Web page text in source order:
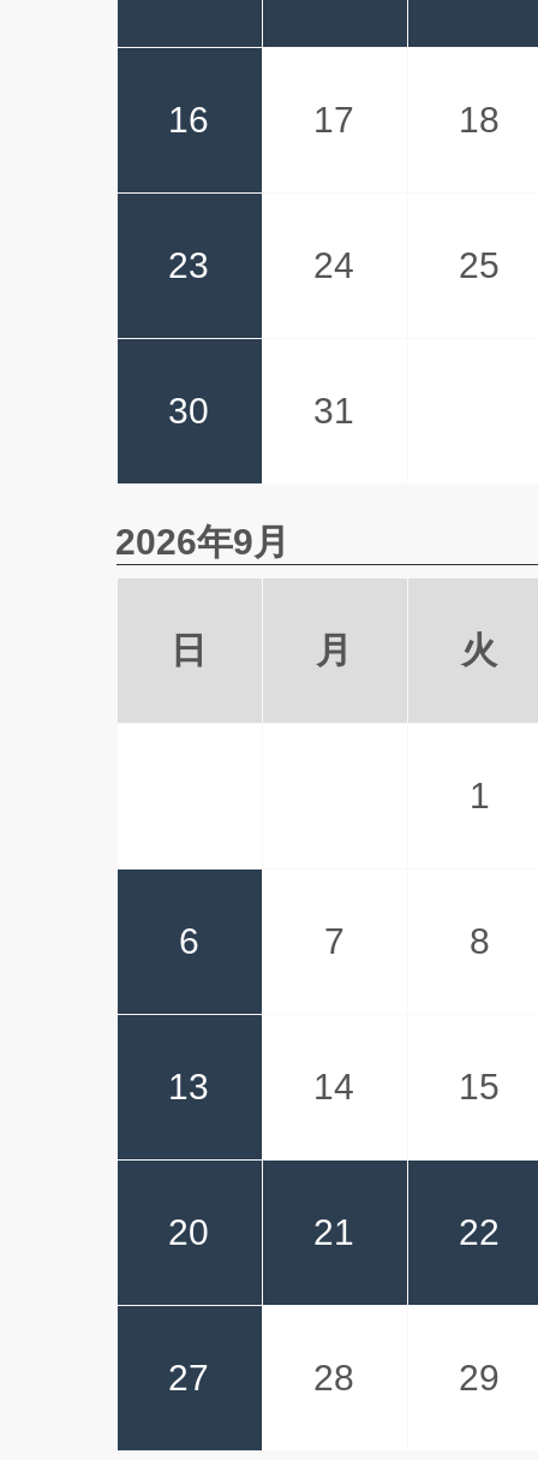
16 17 18
23 24 25
30 31
2026年9月
日 月 火
1
6 7 8
13 14 15
20 21 22
27 28 29